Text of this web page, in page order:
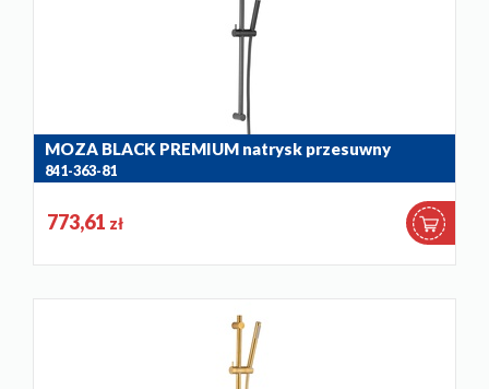
MOZA BLACK PREMIUM natrysk przesuwny
841-363-81
773,61 zł